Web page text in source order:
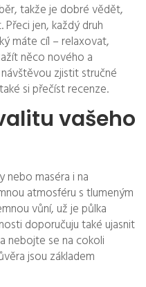
takže je dobré vědět,
jen, každý druh
máte cíl – relaxovat,
něco nového a
zjistit stručné
si přečíst recenze.
vašeho
nebo maséra i na
atmosféru s tlumeným
vůní, už je půlka
doporučuju také ujasnit
nebojte se na cokoli
jsou základem